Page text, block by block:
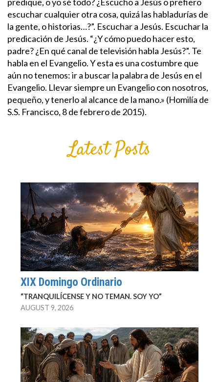
escuchar cualquier otra cosa, quizá las habladurías de
la gente, o historias…?”. Escuchar a Jesús. Escuchar la
predicación de Jesús. “¿Y cómo puedo hacer esto,
padre? ¿En qué canal de televisión habla Jesús?”. Te
habla en el Evangelio. Y esta es una costumbre que
aún no tenemos: ir a buscar la palabra de Jesús en el
Evangelio. Llevar siempre un Evangelio con nosotros,
pequeño, y tenerlo al alcance de la mano.» (Homilía de
S.S. Francisco, 8 de febrero de 2015).
Latest Posts
XIX Domingo Ordinario
“TRANQUILÍCENSE Y NO TEMAN. SOY YO”
AUGUST 9, 2026